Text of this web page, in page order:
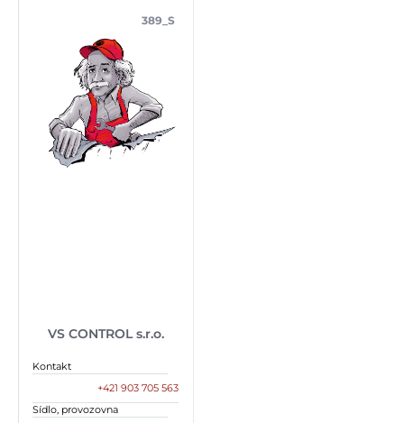
VS CONTROL s.r.o.
389_S
Kontakt
+421 903 705 563
Sídlo, provozovna